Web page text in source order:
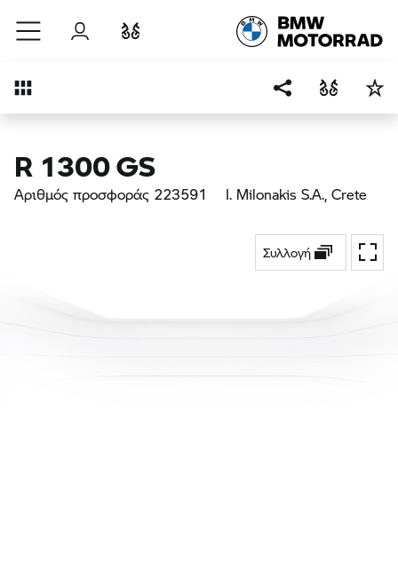
Μετάβαση στο κύριο περιεχόμενο
Σύνδεση
Επισκόπηση
R 1300 GS
Αριθμός προσφοράς 223591 I. Milonakis S.A., Crete
Συλλογή